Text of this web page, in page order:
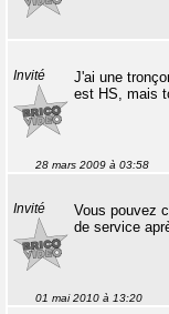
Invité
J'ai une
est HS, mais
28 mars 2009 à 03:58
Invité
Vous pouvez
de service
01 mai 2010 à 13:20